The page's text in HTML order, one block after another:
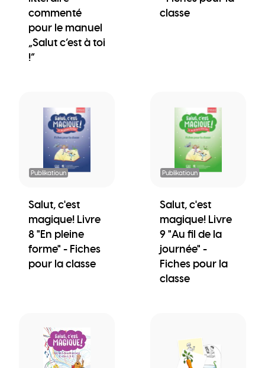
commenté
pour le manuel
„Salut c’est à toi
!“
classe
Publikatioun
Salut, c'est
magique! Livre
8 "En pleine
forme" - Fiches
pour la classe
Publikatioun
Salut, c'est
magique! Livre
9 "Au fil de la
journée" -
Fiches pour la
classe